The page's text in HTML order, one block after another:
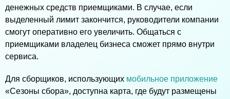
денежных средств приемщиками. В случае, если
выделенный лимит закончится, руководители компании
смогут оперативно его увеличить. Общаться с
приемщиками владелец бизнеса сможет прямо внутри
сервиса.
Для сборщиков, использующих мобильное приложение
«Сезоны сбора», доступна карта, где будут размещены